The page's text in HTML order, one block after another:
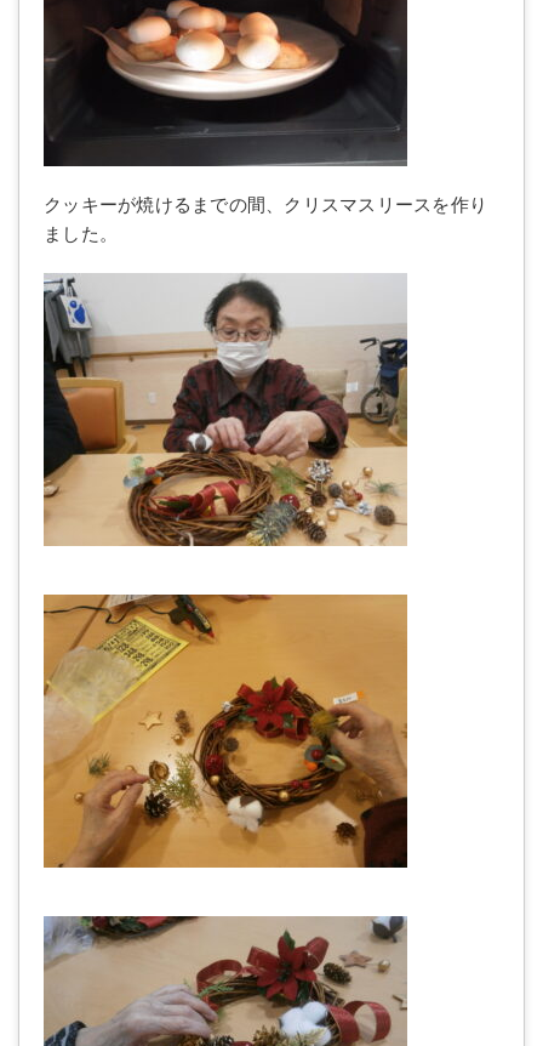
クッキーが焼けるまでの間、クリスマスリースを作り
ました。